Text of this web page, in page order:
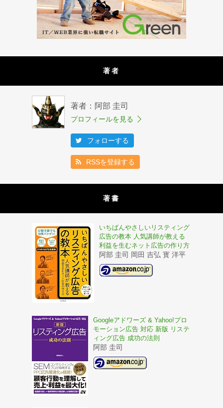
著者
著者：阿部 圭司
プロフィールを見る
フォローする
RSSを登録する
著書
いちばんやさしいリスティング
広告の教本 人気講師が教える
利益を生むネット広告の作り方
阿部 圭司 岡田 吉弘 寳 洋平
Googleアドワーズ & Yahoo!プロ
モーション広告 対応 新版 リステ
ィング広告 成功の法則
阿部 圭司